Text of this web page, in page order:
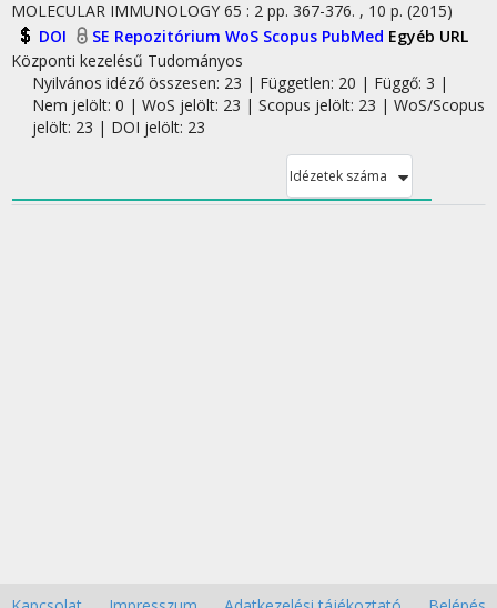
MOLECULAR IMMUNOLOGY 65 : 2 pp. 367-376. , 10 p. (2015)
DOI
SE Repozitórium WoS Scopus PubMed Egyéb URL
Központi kezelésű Tudományos
Nyilvános idéző összesen: 23 | Független: 20 | Függő: 3 |
Nem jelölt: 0 | WoS jelölt: 23 | Scopus jelölt: 23 | WoS/Scopus
jelölt: 23 | DOI jelölt: 23
Idézetek száma